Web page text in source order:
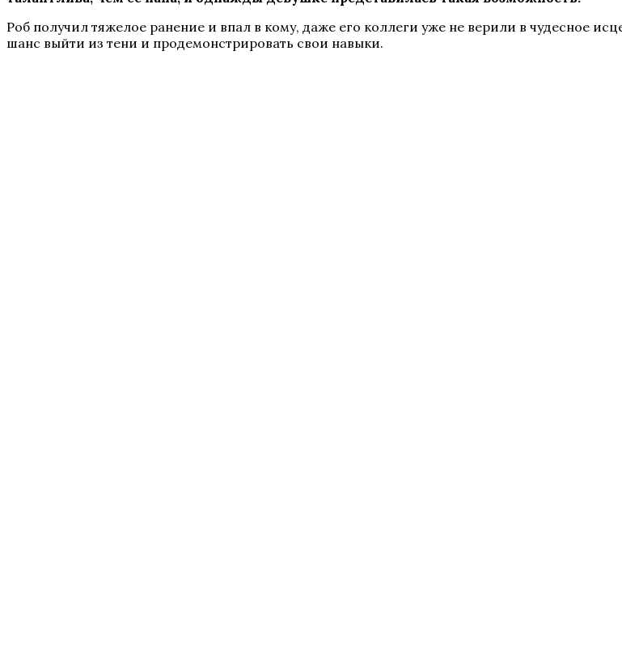
Роб получил тяжелое ранение и впал в кому, даже его коллеги уже не верили в чудесное
шанс выйти из тени и продемонстрировать свои навыки.